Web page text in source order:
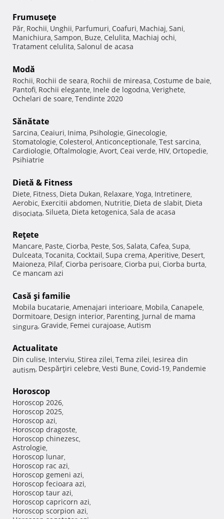
Frumuseţe
Păr, Rochii, Unghii, Parfumuri, Coafuri, Machiaj, Sani,
Manichiura, Sampon, Buze, Celulita, Machiaj ochi,
Tratament celulita, Salonul de acasa
Modă
Rochii, Rochii de seara, Rochii de mireasa, Costume de baie,
Pantofi, Rochii elegante, Inele de logodna, Verighete,
Ochelari de soare, Tendinte 2020
Sănătate
Sarcina, Ceaiuri, Inima, Psihologie, Ginecologie,
Stomatologie, Colesterol, Anticonceptionale, Test sarcina,
Cardiologie, Oftalmologie, Avort, Ceai verde, HIV, Ortopedie,
Psihiatrie
Dietă & Fitness
Diete, Fitness, Dieta Dukan, Relaxare, Yoga, Intretinere,
Aerobic, Exercitii abdomen, Nutritie, Dieta de slabit, Dieta
disociata, Silueta, Dieta ketogenica, Sala de acasa
Reţete
Mancare, Paste, Ciorba, Peste, Sos, Salata, Cafea, Supa,
Dulceata, Tocanita, Cocktail, Supa crema, Aperitive, Desert,
Maioneza, Pilaf, Ciorba perisoare, Ciorba pui, Ciorba burta,
Ce mancam azi
Casă şi familie
Mobila bucatarie, Amenajari interioare, Mobila, Canapele,
Dormitoare, Design interior, Parenting, Jurnal de mama
singura, Gravide, Femei curajoase, Autism
Actualitate
Din culise, Interviu, Stirea zilei, Tema zilei, Iesirea din
autism, Despărţiri celebre, Vesti Bune, Covid-19, Pandemie
Horoscop
Horoscop 2026,
Horoscop 2025,
Horoscop azi,
Horoscop dragoste,
Horoscop chinezesc,
Astrologie,
Horoscop lunar,
Horoscop rac azi,
Horoscop gemeni azi,
Horoscop fecioara azi,
Horoscop taur azi,
Horoscop capricorn azi,
Horoscop scorpion azi,